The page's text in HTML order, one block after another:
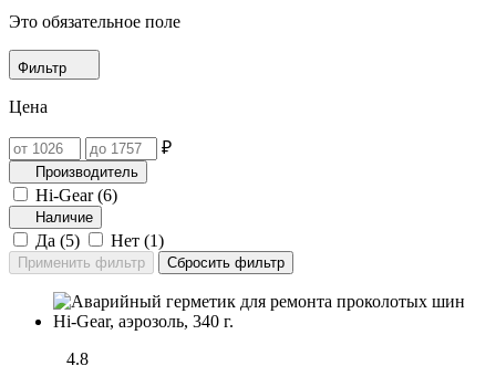
Это обязательное поле
Фильтр
Цена
₽
Производитель
Hi-Gear (6)
Наличие
Да (5) Нет (1)
4.8